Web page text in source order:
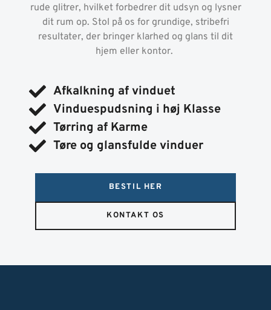
rude glitrer, hvilket forbedrer dit udsyn og lysner
dit rum op. Stol på os for grundige, stribefri
resultater, der bringer klarhed og glans til dit
hjem eller kontor.
Afkalkning af vinduet
Vinduespudsning i høj Klasse​
Tørring af Karme
Tøre og glansfulde vinduer
BESTIL HER
KONTAKT OS